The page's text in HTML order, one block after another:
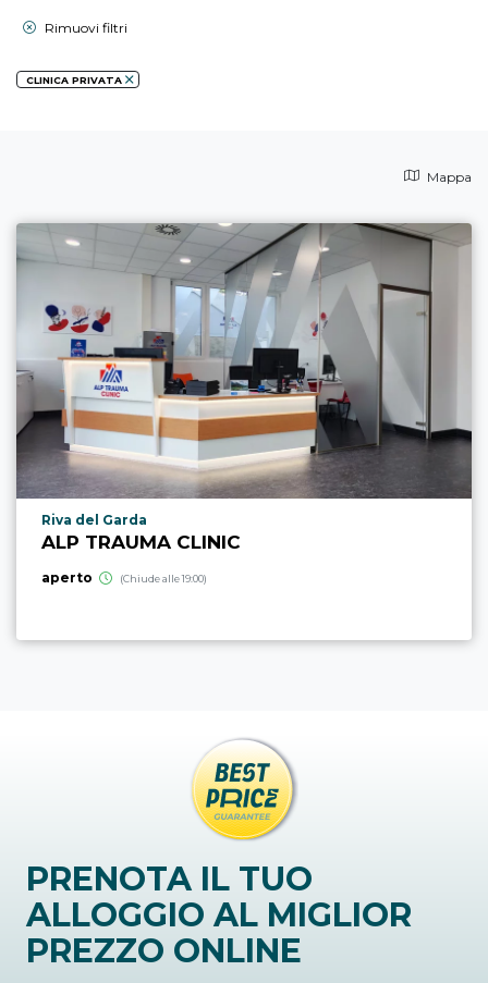
Rimuovi filtri
CLINICA PRIVATA
Mappa
Località punto di interesse
Riva del Garda
ALP TRAUMA CLINIC
aperto (Chiude alle 19:00)
PRENOTA IL TUO
ALLOGGIO AL MIGLIOR
PREZZO ONLINE